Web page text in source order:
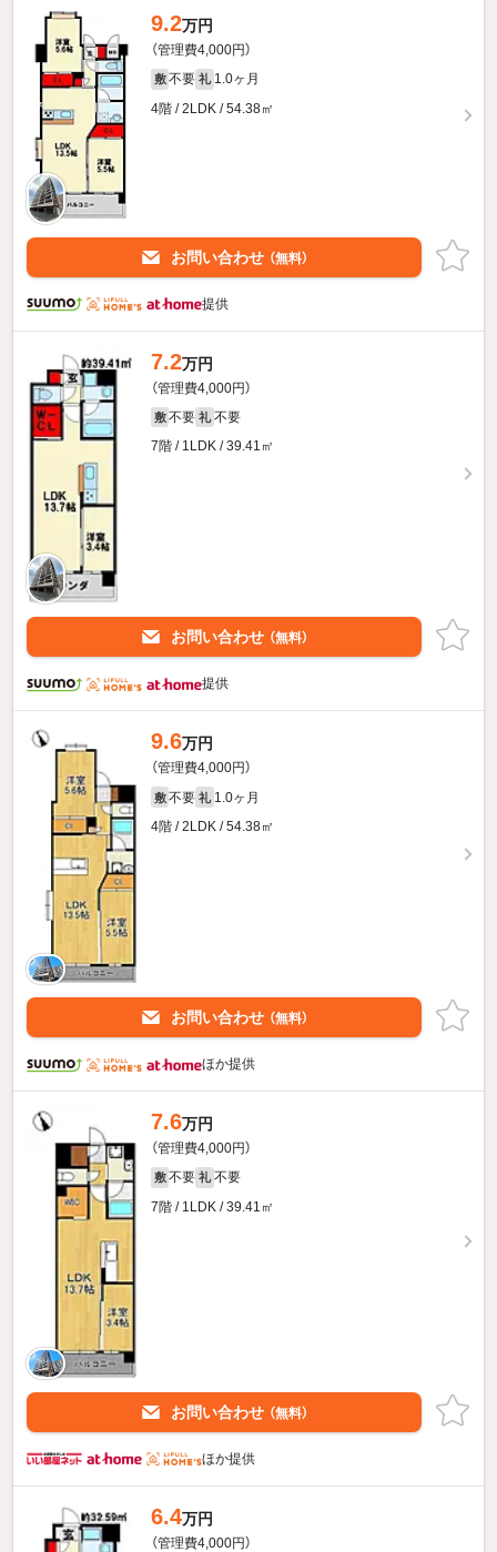
9.2万円
（管理費4,000円）
敷 不要 礼 1.0ヶ月
4階 / 2LDK / 54.38㎡
お問い合わせ （無料）
提供
7.2万円
（管理費4,000円）
敷 不要 礼 不要
7階 / 1LDK / 39.41㎡
お問い合わせ （無料）
提供
9.6万円
（管理費4,000円）
敷 不要 礼 1.0ヶ月
4階 / 2LDK / 54.38㎡
お問い合わせ （無料）
ほか提供
7.6万円
（管理費4,000円）
敷 不要 礼 不要
7階 / 1LDK / 39.41㎡
お問い合わせ （無料）
ほか提供
6.4万円
（管理費4,000円）